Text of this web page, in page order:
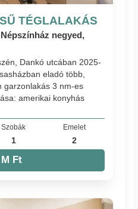
TÉGLALAKÁS
negyed,
Dankó utcában 2025-
eladó több,
garzonlakás 3 nm-es
amerikai konyhás
Szobák
1
Emelet
2
Ft